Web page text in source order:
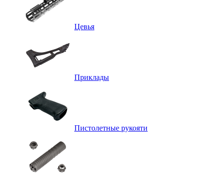
Цевья
Приклады
Пистолетные рукояти